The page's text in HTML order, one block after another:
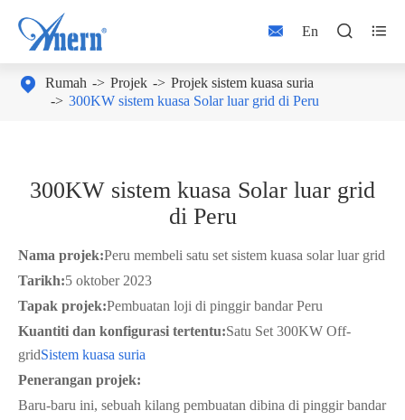
 En  
 Rumah Projek
Projek sistem kuasa suria
300KW sistem kuasa Solar luar grid di Peru
300KW sistem kuasa Solar luar grid
di Peru
Nama projek:Peru membeli satu set sistem kuasa solar luar grid
Tarikh:5 oktober 2023
Tapak projek:Pembuatan loji di pinggir bandar Peru
Kuantiti dan konfigurasi tertentu:Satu Set 300KW Off-
gridSistem kuasa suria
Penerangan projek:
Baru-baru ini, sebuah kilang pembuatan dibina di pinggir bandar